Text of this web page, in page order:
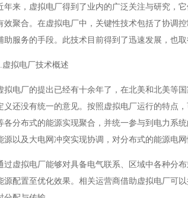
年来，虚拟电厂得到了业内的广泛关注与研究，
效聚合。在虚拟电厂中，关键性技术包括了协调
助服务的手段。此技术目前得到了迅速发展，也
虚拟电厂技术概述
拟电厂的提出已经有十余年了，在北美和北美等
义还没有统一的意见。按照虚拟电厂运行的特点
各分布式的能源实现聚合，并统一参与到电力系
源以及大电网冲突实现协调，对分布式的能源电
过虚拟电厂能够对具备电气联系、区域中各种分
源配置至优化效果。相关运营商借助虚拟电厂可